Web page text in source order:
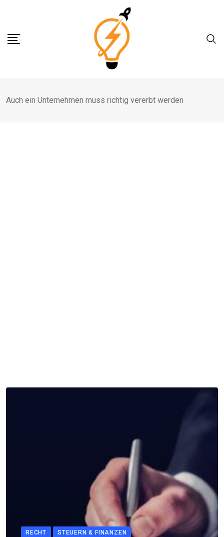
content
Auch ein Unternehmen muss richtig vererbt werden
RECHT STEUERN & FINANZEN